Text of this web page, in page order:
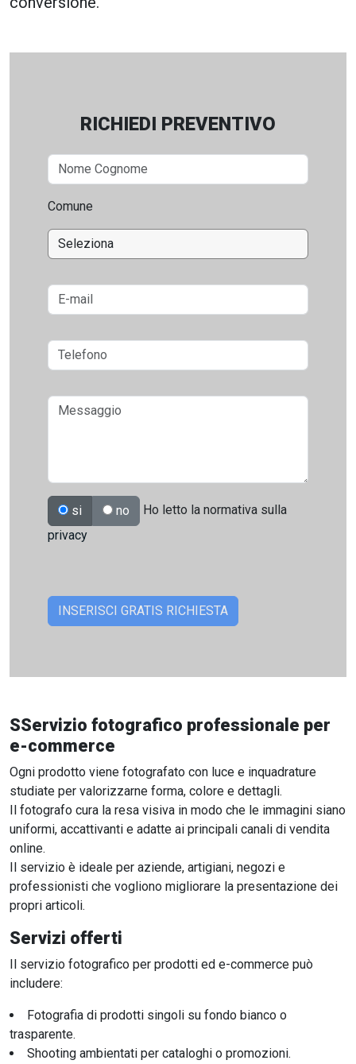
RICHIEDI PREVENTIVO
Comune
si no
Ho letto la normativa sulla
privacy
SServizio fotografico professionale per
e-commerce
Ogni prodotto viene fotografato con luce e inquadrature
studiate per valorizzarne forma, colore e dettagli.
Il fotografo cura la resa visiva in modo che le immagini siano
uniformi, accattivanti e adatte ai principali canali di vendita
online.
Il servizio è ideale per aziende, artigiani, negozi e
professionisti che vogliono migliorare la presentazione dei
propri articoli.
Servizi offerti
Il servizio fotografico per prodotti ed e-commerce può
includere:
Fotografia di prodotti singoli su fondo bianco o
trasparente.
Shooting ambientati per cataloghi o promozioni.